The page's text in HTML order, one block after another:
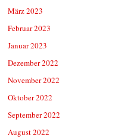
März 2023
Februar 2023
Januar 2023
Dezember 2022
November 2022
Oktober 2022
September 2022
August 2022